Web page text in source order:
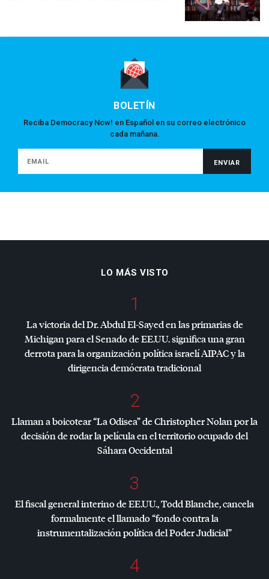
BOLETÍN
Reciba Democracy Now! en Español en su correo electrónico
cada mañana.
LO MÁS VISTO
1
La victoria del Dr. Abdul El-Sayed en las primarias de
Michigan para el Senado de EE.UU. significa una gran
derrota para la organización política israelíAIPACy la
dirigencia demócrata tradicional
2
Llaman a boicotear “La Odisea” de Christopher Nolan por la
decisión de rodar la película en el territorio ocupado del
Sáhara Occidental
3
El fiscal general interino de EE.UU., Todd Blanche, cancela
formalmente el llamado “fondo contra la
instrumentalización política del Poder Judicial”
4